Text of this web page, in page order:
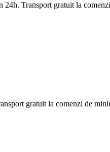
Transport gratuit la
gratuit la comenzi de